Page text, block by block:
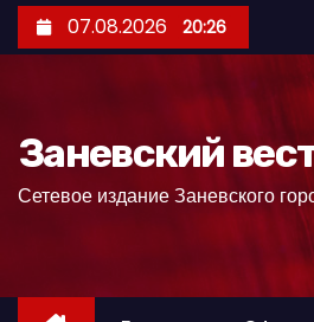
е
07.08.2026 20:26
Заневский
Сетевое издание Заневского